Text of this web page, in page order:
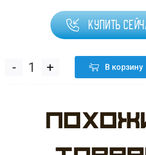
Купить
Количество
Шар
В корзину